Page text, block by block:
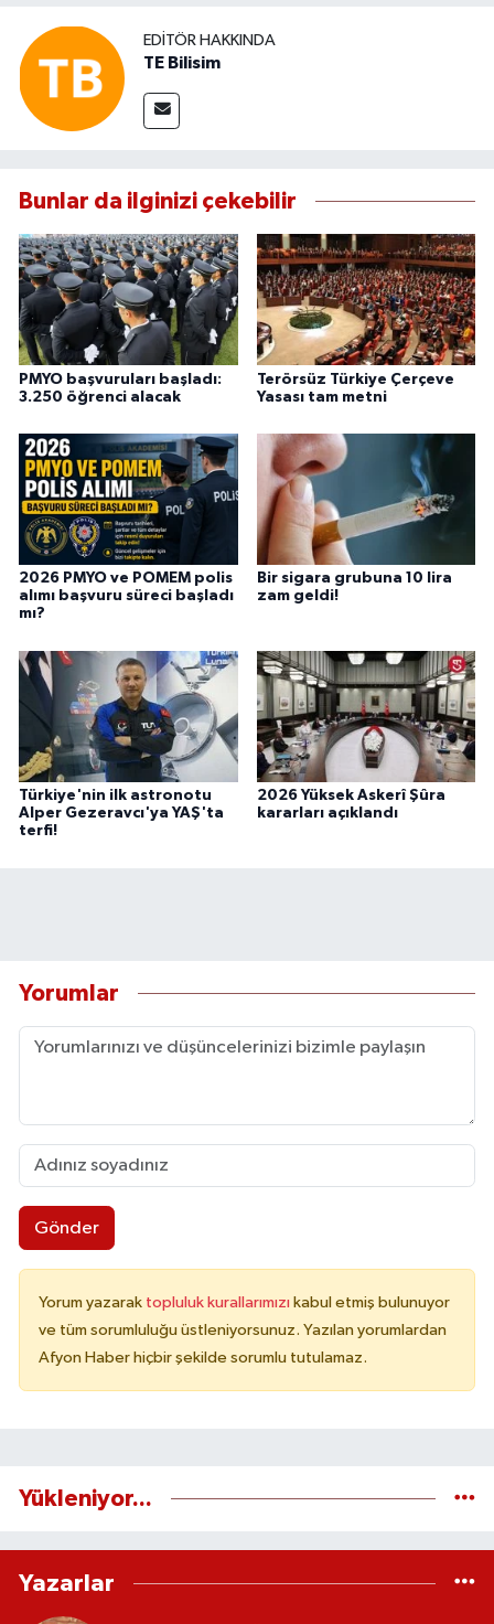
EDITÖR HAKKINDA
TE Bilisim
Bunlar da ilginizi çekebilir
PMYO başvuruları başladı:
3.250 öğrenci alacak
Terörsüz Türkiye Çerçeve
Yasası tam metni
2026 PMYO ve POMEM polis
alımı başvuru süreci başladı
mı?
Bir sigara grubuna 10 lira
zam geldi!
Türkiye'nin ilk astronotu
Alper Gezeravcı'ya YAŞ'ta
terfi!
2026 Yüksek Askerî Şûra
kararları açıklandı
Yorumlar
Gönder
Yorum yazarak topluluk kurallarımızı kabul etmiş bulunuyor
ve tüm sorumluluğu üstleniyorsunuz. Yazılan yorumlardan
Afyon Haber hiçbir şekilde sorumlu tutulamaz.
Yükleniyor...
Yazarlar